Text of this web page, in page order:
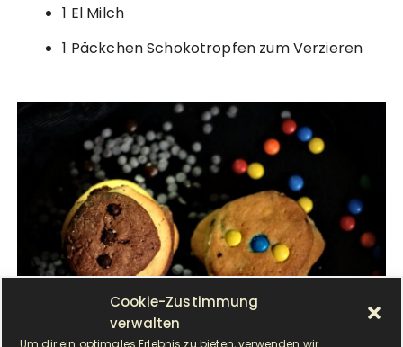
Cookie-Zustimmung
verwalten
Um dir ein optimales Erlebnis zu bieten, verwenden wir
1 El Milch
1 Päckchen Schokotropfen zum Verzieren